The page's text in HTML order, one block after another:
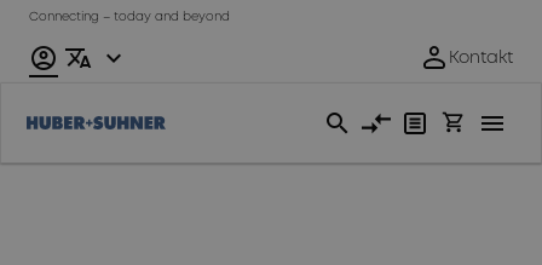
Connecting – today and beyond